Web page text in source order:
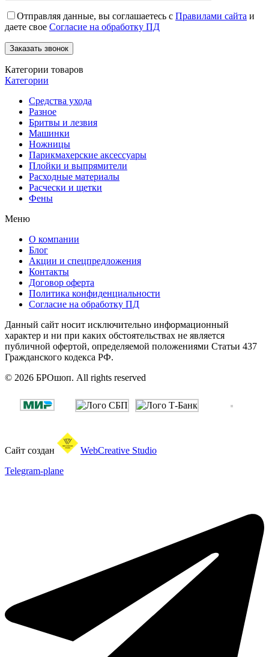
Отправляя данные, вы соглашаетесь с Правилами сайта и
даете свое Согласие на обработку ПД
Категории товаров
Категории
Средства ухода
Разное
Бритвы и лезвия
Машинки
Ножницы
Парикмахерские аксессуары
Плойки и выпрямители
Расходные материалы
Расчески и щетки
Фены
Меню
О компании
Блог
Акции и спецпредложения
Контакты
Договор оферта
Политика конфиденциальности
Согласие на обработку ПД
Данный сайт носит исключительно информационный
характер и ни при каких обстоятельствах не является
публичной офертой, определяемой положениями Статьи 437
Гражданского кодекса РФ.
© 2026 БРОшоп. All rights reserved
Сайт создан
WebCreative Studio
Telegram-plane